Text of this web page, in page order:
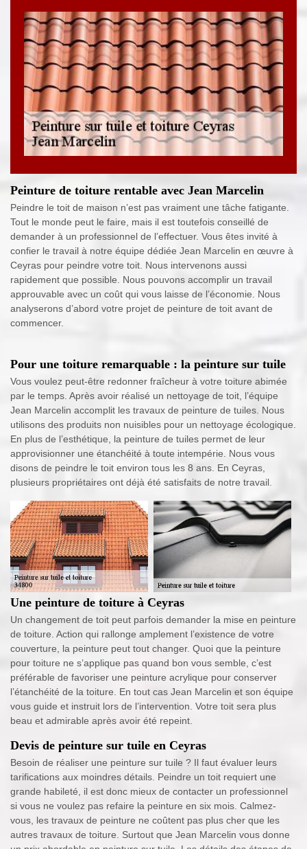
Peinture de toiture rentable avec Jean Marcelin
Peindre le toit de maison n’est pas vraiment une tâche fatigante.
Tout le monde peut le faire, mais il est toutefois conseillé de
demander à un professionnel de l’effectuer. Vous êtes invité à
confier le travail à notre équipe dédiée Jean Marcelin en œuvre à
Ceyras pour peindre votre toit. Nous intervenons aussi
rapidement que possible. Nous pouvons accomplir un travail
approuvable avec un coût qui vous laisse de l’économie. Nous
analyserons d’abord votre projet de peinture de toit avant de
commencer.
Pour une toiture remarquable : la peinture sur tuile
Vous voulez peut-être redonner fraîcheur à votre toiture abimée
par le temps. Après avoir réalisé un nettoyage de toit, l’équipe
Jean Marcelin accomplit les travaux de peinture de tuiles. Nous
utilisons des produits non nuisibles pour un nettoyage écologique.
En plus de l’esthétique, la peinture de tuiles permet de leur
approvisionner une étanchéité à toute intempérie. Nous vous
disons de peindre le toit environ tous les 8 ans. En Ceyras,
plusieurs propriétaires ont déjà été satisfaits de notre travail.
Une peinture de toiture à Ceyras
Un changement de toit peut parfois demander la mise en peinture
de toiture. Action qui rallonge amplement l’existence de votre
couverture, la peinture peut tout changer. Quoi que la peinture
pour toiture ne s’applique pas quand bon vous semble, c’est
préférable de favoriser une peinture acrylique pour conserver
l’étanchéité de la toiture. En tout cas Jean Marcelin et son équipe
vous guide et instruit lors de l’intervention. Votre toit sera plus
beau et admirable après avoir été repeint.
Devis de peinture sur tuile en Ceyras
Besoin de réaliser une peinture sur tuile ? Il faut évaluer leurs
tarifications aux moindres détails. Peindre un toit requiert une
grande habileté, il est donc mieux de contacter un professionnel
si vous ne voulez pas refaire la peinture en six mois. Calmez-
vous, les travaux de peinture ne coûtent pas plus cher que les
autres travaux de toiture. Surtout que Jean Marcelin vous donne